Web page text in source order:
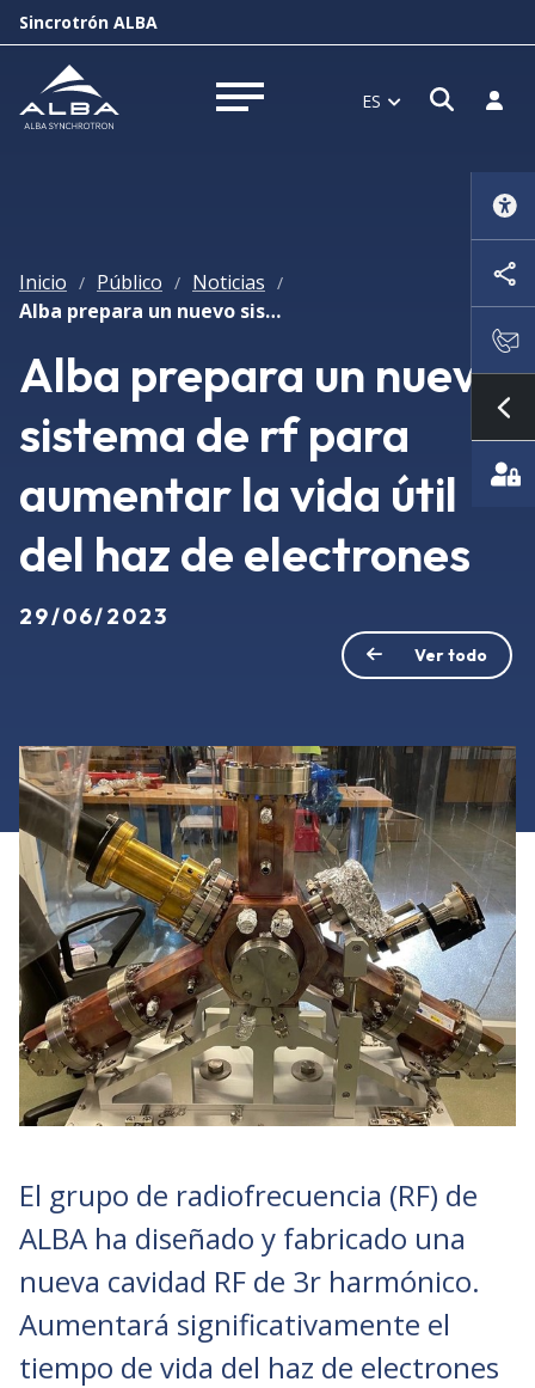
Sincrotrón ALBA
Abrir menú ES Abrir
Inicio / Público / Noticias /
Alba prepara un nuevo sistema de rf para aumentar la vida útil del haz de electrones
Alba prepara un nuevo
sistema de rf para
aumentar la vida útil
del haz de electrones
29/06/2023
Ver todo
El grupo de radiofrecuencia (RF) de
ALBA ha diseñado y fabricado una
nueva cavidad RF de 3r harmónico.
Aumentará significativamente el
tiempo de vida del haz de electrones